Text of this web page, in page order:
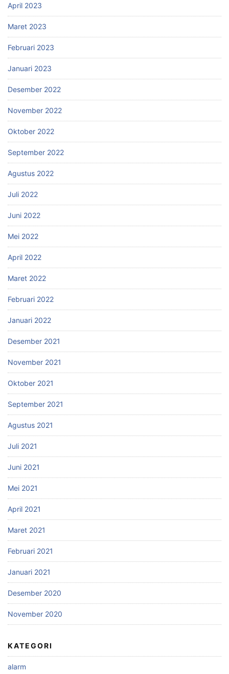
April 2023
Maret 2023
Februari 2023
Januari 2023
Desember 2022
November 2022
Oktober 2022
September 2022
Agustus 2022
Juli 2022
Juni 2022
Mei 2022
April 2022
Maret 2022
Februari 2022
Januari 2022
Desember 2021
November 2021
Oktober 2021
September 2021
Agustus 2021
Juli 2021
Juni 2021
Mei 2021
April 2021
Maret 2021
Februari 2021
Januari 2021
Desember 2020
November 2020
KATEGORI
alarm